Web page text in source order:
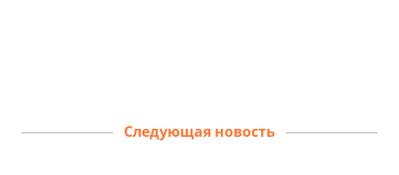
Следующая новость